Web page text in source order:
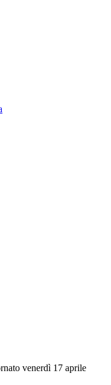
venerdì 17 aprile